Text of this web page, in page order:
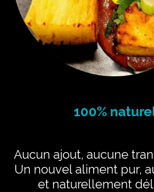
100%
Aucun ajout, aucune
Un nouvel aliment pur,
et naturellement